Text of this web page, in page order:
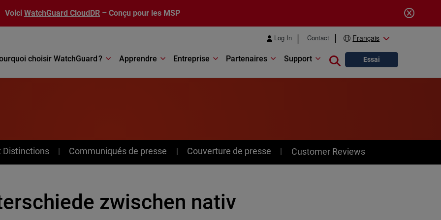
Voici WatchGuard CloudDR – Conçu pour les MSP
Log In Contact Français
choisir WatchGuard ? Apprendre Entreprise Partenaires Support Close search
Essai
Distinctions Communiqués de presse Couverture de presse Customer Reviews
zwischen nativ